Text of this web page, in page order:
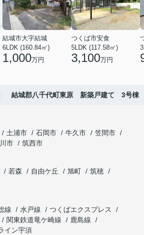
結城市大字結城
6LDK (160.84㎡)
1,000万円
つくば市安食
5LDK (117.58㎡)
3,100万円
結城郡八千代町東原 新築戸建て 3号棟
土浦市 石岡市 牛久市
笠間市
市
筑西市
若森 自由ケ丘 旭町
筑穂
線 水戸線
つくばエクスプレス
関東鉄道竜ケ崎線
鹿島線
イン宇須